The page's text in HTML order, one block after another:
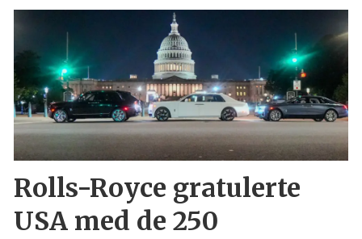
Rolls-Royce gratulerte
USA med de 250